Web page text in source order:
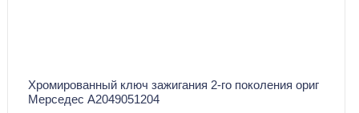
Хромированный ключ зажигания 2-го поколения ориг
Мерседес A2049051204